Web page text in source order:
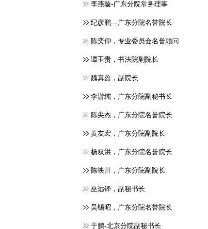
李燕璇-广东分院常务理事
纪彦鹏—广东分院名誉院长
​陈奕仰，专业委员会名誉顾问
谭玉贵，书法院副院长
魏真盈，副院长
李游纯，广东分院副秘书长
陈尖杰，广东分院名誉院长
黄友宏，广东分院副院长
杨双洪，广东分院名誉院长
陈映川，广东分院副院长
巫远锋，副秘书长
吴锡昭，广东分院名誉院长
于鹏-北京分院副秘书长